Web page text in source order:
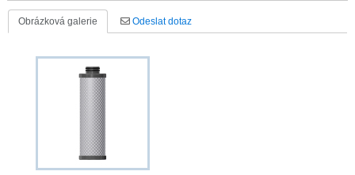
Obrázková galerie Odeslat dotaz